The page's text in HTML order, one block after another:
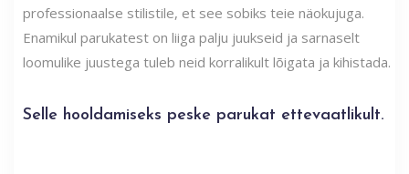
professionaalse stilistile, et see sobiks teie näokujuga.
Enamikul parukatest on liiga palju juukseid ja sarnaselt
loomulike juustega tuleb neid korralikult lõigata ja kihistada.
Selle hooldamiseks peske parukat ettevaatlikult.